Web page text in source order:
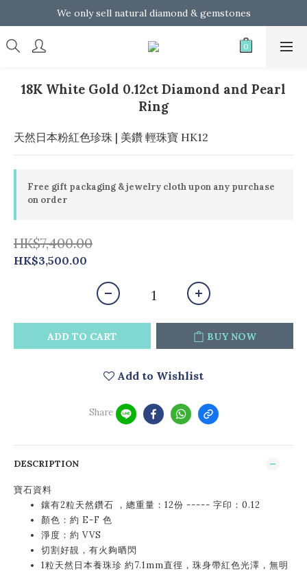
We only sell natural diamond & gemstones
We only sell natural diamond & gemstones
Whatsapp us for any assistance
18K White Gold 0.12ct Diamond and Pearl
Ring
天然日本粉紅色珍珠 | 美鑽 輕珠寶 HK12
Free gift packaging & jewelry cloth upon any purchase
on order
HK$7,400.00
HK$3,500.00
ADD TO CART BUY NOW
Add to Wishlist
Share
DESCRIPTION
寶石資料
鑲有2粒天然鑽石 ，總重量：12份 ----- 字印：0.12
顏色：約 E-F 色
淨度：約 VVS
切割好靚，有火夠晒閃
1粒天然日本養珠珍 約7.1mm直徑，珠身帶紅色光澤，無明